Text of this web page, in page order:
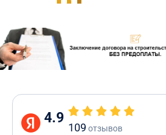
4.9
109 отзывов